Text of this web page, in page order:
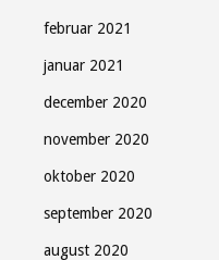
februar 2021
januar 2021
december 2020
november 2020
oktober 2020
september 2020
august 2020